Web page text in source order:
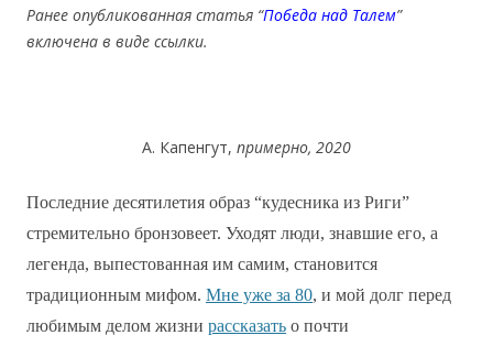
Ранее опубликованная статья “Победа над Талем”
включена в виде ссылки.
А. Капенгут, примерно, 2020
Последние десятилетия образ “кудесника из Риги”
стремительно бронзовеет. Уходят люди, знавшие его, а
легенда, выпестованная им самим, становится
традиционным мифом. Мне уже за 80, и мой долг перед
любимым делом жизни рассказать о почти